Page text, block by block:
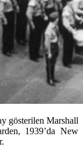
gösterilen Marshall
1939’da New